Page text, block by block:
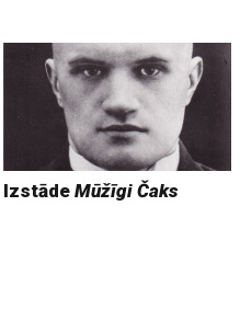
IzstādeMūžīgi Čaks